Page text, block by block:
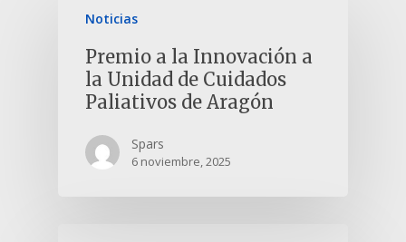
Noticias
Premio a la Innovación a
la Unidad de Cuidados
Paliativos de Aragón
Spars
6 noviembre, 2025